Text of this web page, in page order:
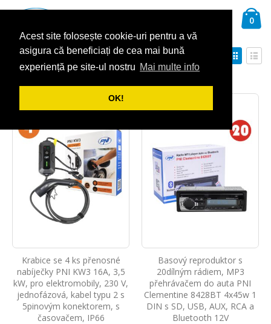
Acest site folosește cookie-uri pentru a vă
asigura că beneficiați de cea mai bună
experiență pe site-ul nostru Mai multe info
OK!
Přejít
0
Seřadit podle
Nastavit
sestupně
Krabice se 4 ks přenosné
nabíječky PNI KW3 16A, 3,5
kW, pro elektromobily, 230 V,
jednofázová, kabel typu 2 s
5pinovým konektorem, s
časovačem, IP66
Basový reproduktor s
20dílným rádiem, MP3
přehrávačem do auta PNI
Clementine 8428BT 4x45w 1
DIN s SD, USB, AUX, RCA a
Bluetooth 12V